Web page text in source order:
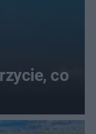
co